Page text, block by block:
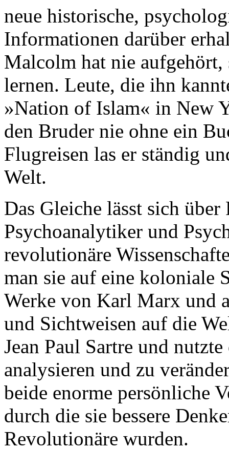
neue historische,
Informationen darüber
Malcolm hat nie
lernen. Leute, die ihn
»Nation of Islam« in New
den Bruder nie ohne ein
Flugreisen las er ständig
Welt.
Das Gleiche lässt sich über
Psychoanalytiker und
revolutionäre
man sie auf eine koloniale
Werke von Karl Marx und
und Sichtweisen auf die
Jean Paul Sartre und
analysieren und zu
beide enorme persönliche
durch die sie bessere
Revolutionäre wurden.